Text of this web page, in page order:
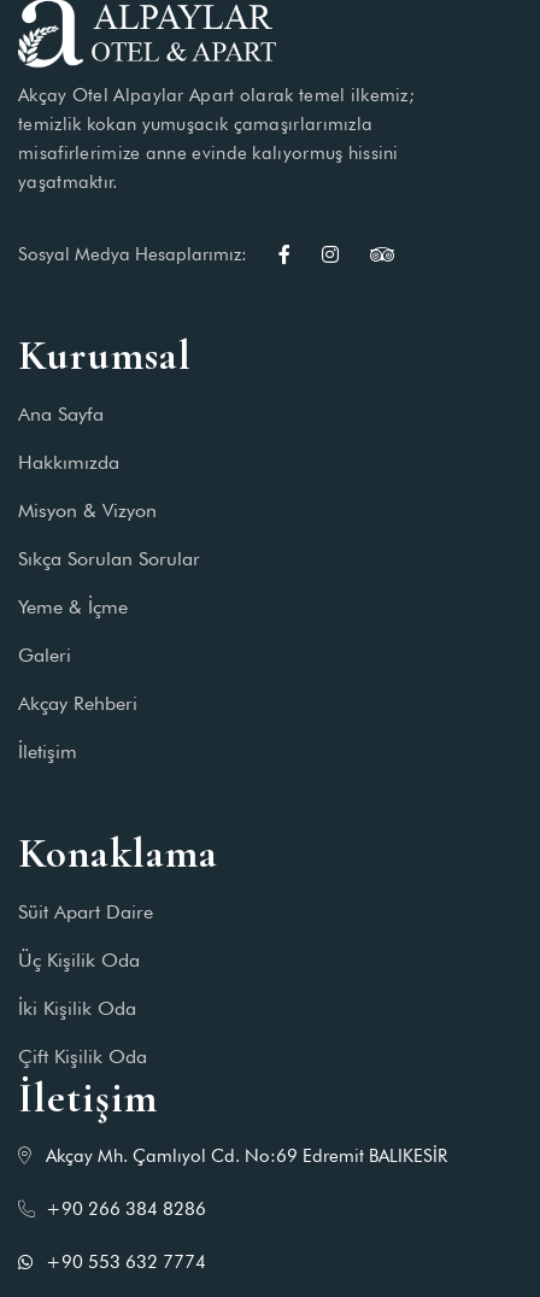
Akçay Otel Alpaylar Apart olarak temel ilkemiz;
temizlik kokan yumuşacık çamaşırlarımızla
misafirlerimize anne evinde kalıyormuş hissini
yaşatmaktır.
Sosyal Medya Hesaplarımız:
Kurumsal
Ana Sayfa
Hakkımızda
Misyon & Vizyon
Sıkça Sorulan Sorular
Yeme & İçme
Galeri
Akçay Rehberi
İletişim
Konaklama
Süit Apart Daire
Üç Kişilik Oda
İki Kişilik Oda
Çift Kişilik Oda
İletişim
Akçay Mh. Çamlıyol Cd. No:69 Edremit BALIKESİR
+90 266 384 8286
+90 553 632 7774